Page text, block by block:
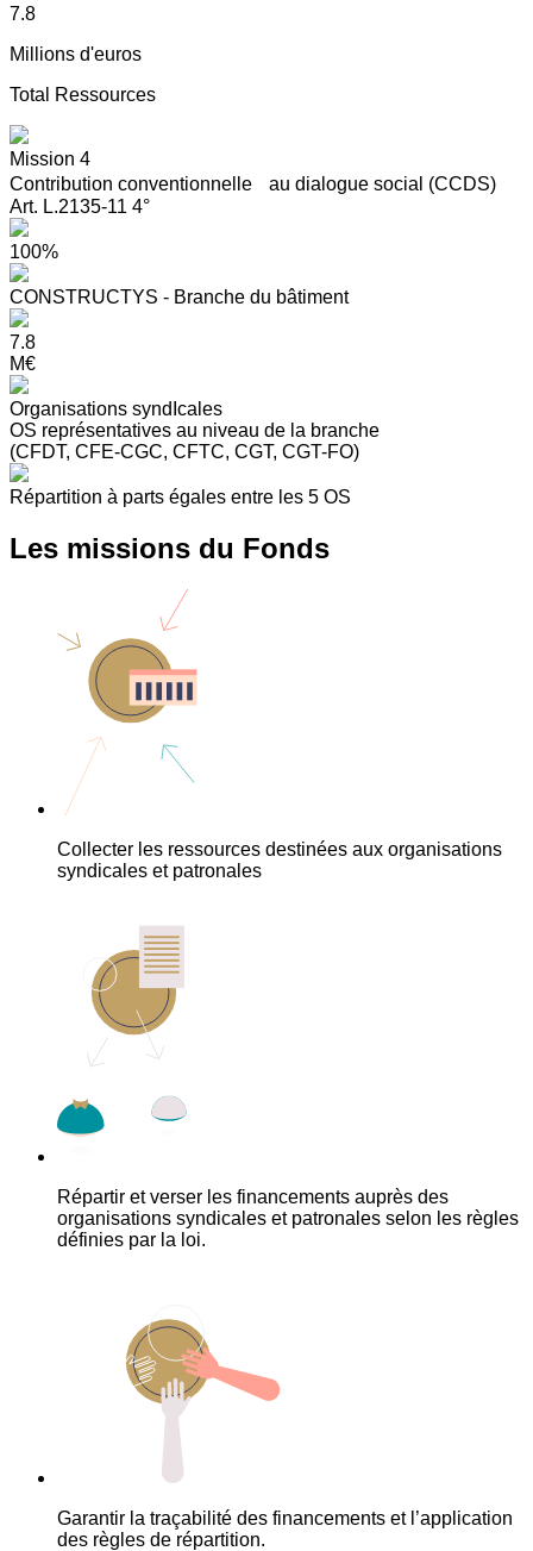
7.8
Millions d'euros
Total Ressources
Mission 4
Contribution conventionnelle au dialogue social (CCDS)
Art. L.2135-11 4°
100%
CONSTRUCTYS - Branche du bâtiment
7.8
M€
Organisations syndIcales
OS représentatives au niveau de la branche
(CFDT, CFE-CGC, CFTC, CGT, CGT-FO)
Répartition à parts égales entre les 5 OS
Les missions du Fonds
Collecter les ressources destinées aux organisations
syndicales et patronales
Répartir et verser les financements auprès des
organisations syndicales et patronales selon les règles
définies par la loi.
Garantir la traçabilité des financements et l’application
des règles de répartition.